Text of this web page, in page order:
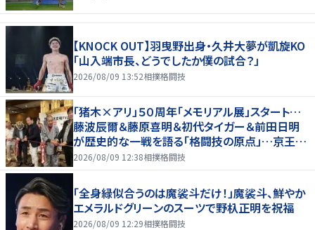
【KNOCK OUT】羽曳野出身・久井大夢が凱旋KO
「山入端市長、どうでしたか僕の試合？」
2026/08/09 13:52相撲格闘技
「猪木×アリ」５０周年「メモリアル展」スタート…
藤波辰爾＆藤原喜明＆初代タイガー＆前田日明
が歴史的な一戦を語る「格闘技の原点」…京王プ
ラザホテルで３１日まで
2026/08/09 12:38相撲格闘技
「全身緑似合うのは魔裟斗だけ！」魔裟斗、鮮やか
エメラルドグリーンのスーツで野杁正明を祝福
2026/08/09 12:29相撲格闘技